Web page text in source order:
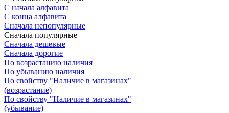
С начала алфавита
С конца алфавита
Сначала непопулярные
Сначала популярные
Сначала дешевые
Сначала дорогие
По возрастанию наличия
По убыванию наличия
По свойству "Наличие в магазинах"
(возрастание)
По свойству "Наличие в магазинах"
(убывание)